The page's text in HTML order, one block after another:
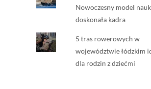
Nowoczesny model
doskonała kadra
5 tras rowerowych w
województwie łódzkim
dla rodzin z dziećmi